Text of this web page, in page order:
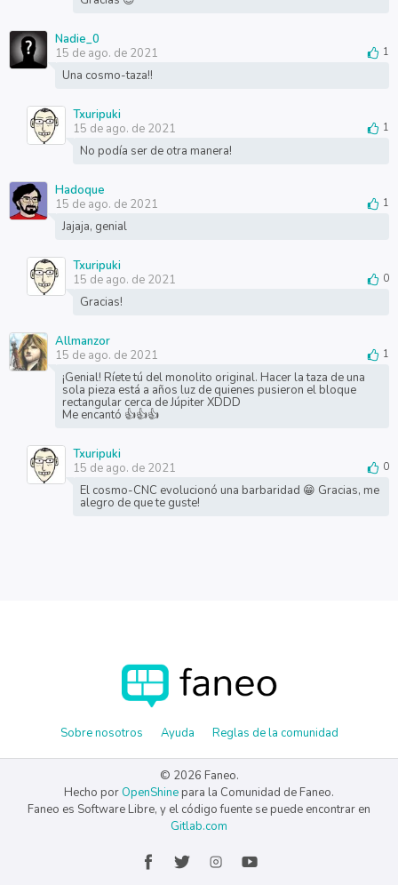
Nadie_0
15 de ago. de 2021
1
Una cosmo-taza!!
Txuripuki
15 de ago. de 2021
1
No podía ser de otra manera!
Hadoque
15 de ago. de 2021
1
Jajaja, genial
Txuripuki
15 de ago. de 2021
0
Gracias!
Allmanzor
15 de ago. de 2021
1
¡Genial! Ríete tú del monolito original. Hacer la taza de una
sola pieza está a años luz de quienes pusieron el bloque
rectangular cerca de Júpiter XDDD
Me encantó 👍👍👍
Txuripuki
15 de ago. de 2021
0
El cosmo-CNC evolucionó una barbaridad 😁 Gracias, me
alegro de que te guste!
Sobre nosotros Ayuda Reglas de la comunidad
© 2026 Faneo.
Hecho por OpenShine para la Comunidad de Faneo.
Faneo es Software Libre, y el código fuente se puede encontrar en
Gitlab.com